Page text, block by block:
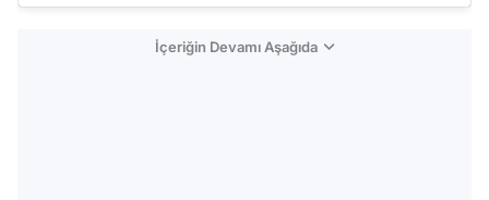
İçeriğin Devamı Aşağıda